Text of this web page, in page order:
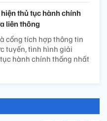
thủ tục hành chính
liên thông
cổng tích hợp thông tin
tuyến, tình hình giải
hành chính thống nhất